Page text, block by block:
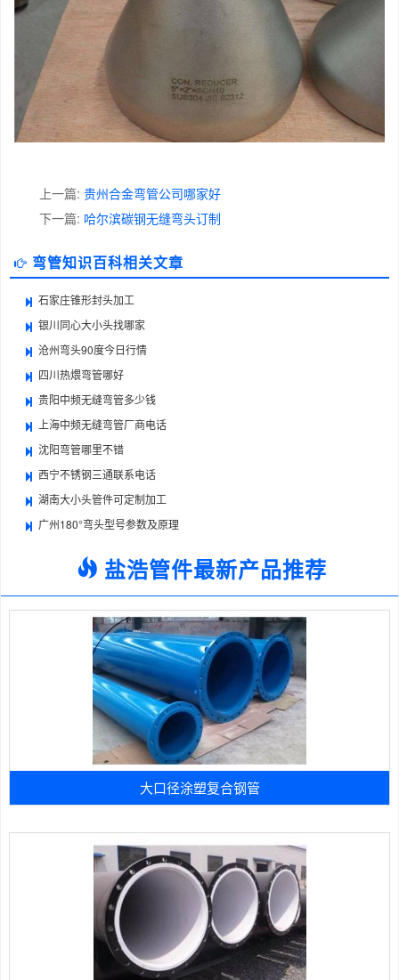
上一篇: 贵州合金弯管公司哪家好
下一篇: 哈尔滨碳钢无缝弯头订制
弯管知识百科相关文章
石家庄锥形封头加工
银川同心大小头找哪家
沧州弯头90度今日行情
四川热煨弯管哪好
贵阳中频无缝弯管多少钱
上海中频无缝弯管厂商电话
沈阳弯管哪里不错
西宁不锈钢三通联系电话
湖南大小头管件可定制加工
广州180°弯头型号参数及原理
盐浩管件最新产品推荐
大口径涂塑复合钢管